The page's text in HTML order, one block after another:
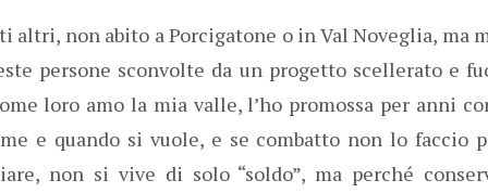
altri, non abito a Porcigatone o in Val Noveglia, ma
persone sconvolte da un progetto scellerato e
loro amo la mia valle, l’ho promossa per anni
e quando si vuole, e se combatto non lo faccio
non si vive di solo “soldo”, ma perché